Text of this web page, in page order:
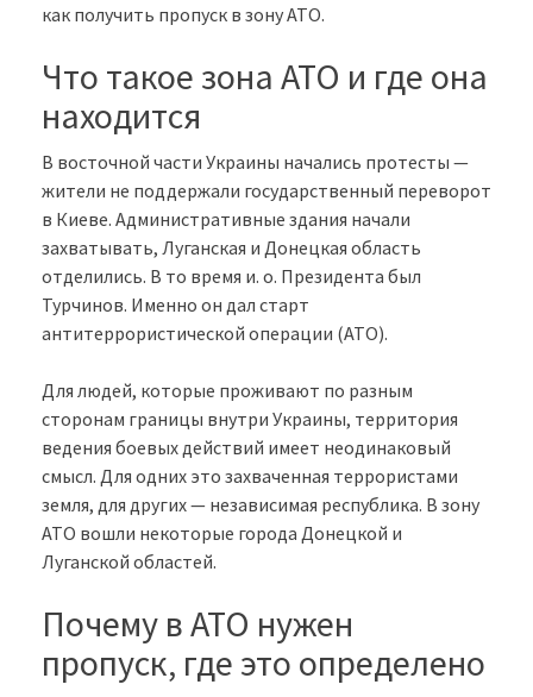
как получить пропуск в зону АТО.
Что такое зона АТО и где она
находится
В восточной части Украины начались протесты —
жители не поддержали государственный переворот
в Киеве. Административные здания начали
захватывать, Луганская и Донецкая область
отделились. В то время и. о. Президента был
Турчинов. Именно он дал старт
антитеррористической операции (АТО).
Для людей, которые проживают по разным
сторонам границы внутри Украины, территория
ведения боевых действий имеет неодинаковый
смысл. Для одних это захваченная террористами
земля, для других — независимая республика. В зону
АТО вошли некоторые города Донецкой и
Луганской областей.
Почему в АТО нужен
пропуск, где это определено